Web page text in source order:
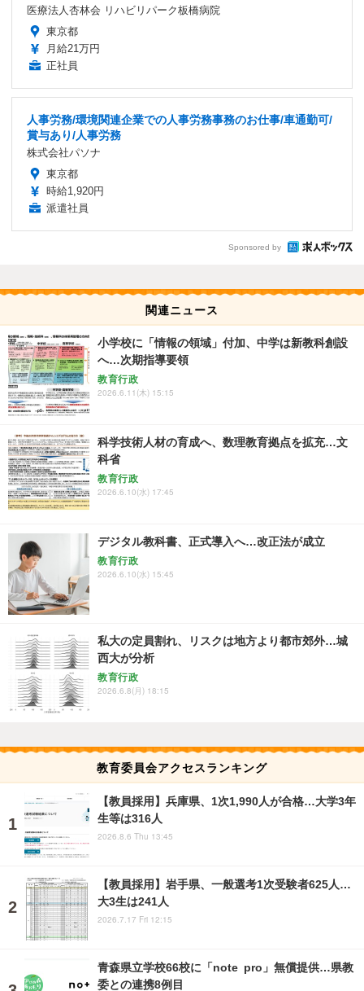
医療法人杏林会 リハビリパーク板橋病院
東京都
月給21万円
正社員
人事労務/環境関連企業での人事労務事務のお仕事/車通勤可/
賞与あり/人事労務
株式会社パソナ
東京都
時給1,920円
派遣社員
Sponsored by
関連ニュース
小学校に「情報の領域」付加、中学は新教科創設
へ…次期指導要領
教育行政
2026.6.11(木) 15:15
科学技術人材の育成へ、数理教育拠点を拡充…文
科省
教育行政
2026.6.10(水) 17:45
デジタル教科書、正式導入へ…改正法が成立
教育行政
2026.6.10(水) 15:45
私大の定員割れ、リスクは地方より都市郊外…城
西大が分析
教育行政
2026.6.8(月) 18:15
教育委員会アクセスランキング
【教員採用】兵庫県、1次1,990人が合格…大学3年
生等は316人
2026.8.6 Thu 13:45
【教員採用】岩手県、一般選考1次受験者625人…
大3生は241人
2026.7.17 Fri 12:15
青森県立学校66校に「note pro」無償提供…県教
委との連携8例目